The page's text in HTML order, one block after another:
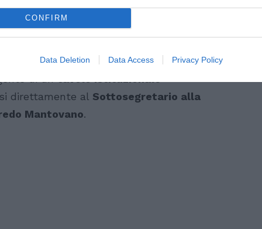
CONFIRM
Data Deletion Data Access Privacy Policy
il Governo
stabilizzazionedi queste figure. Per
di un
direttamente al Sottosegretario alla
Mantovano.